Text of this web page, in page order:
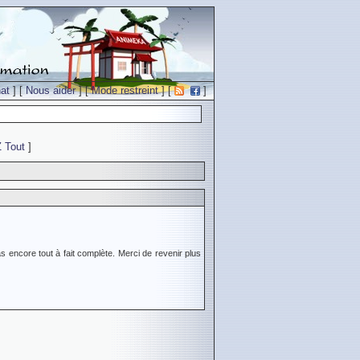
] [Nous aider] [Mode restreint] [ ]
Tout ]
encore tout à fait complète. Merci de revenir plus